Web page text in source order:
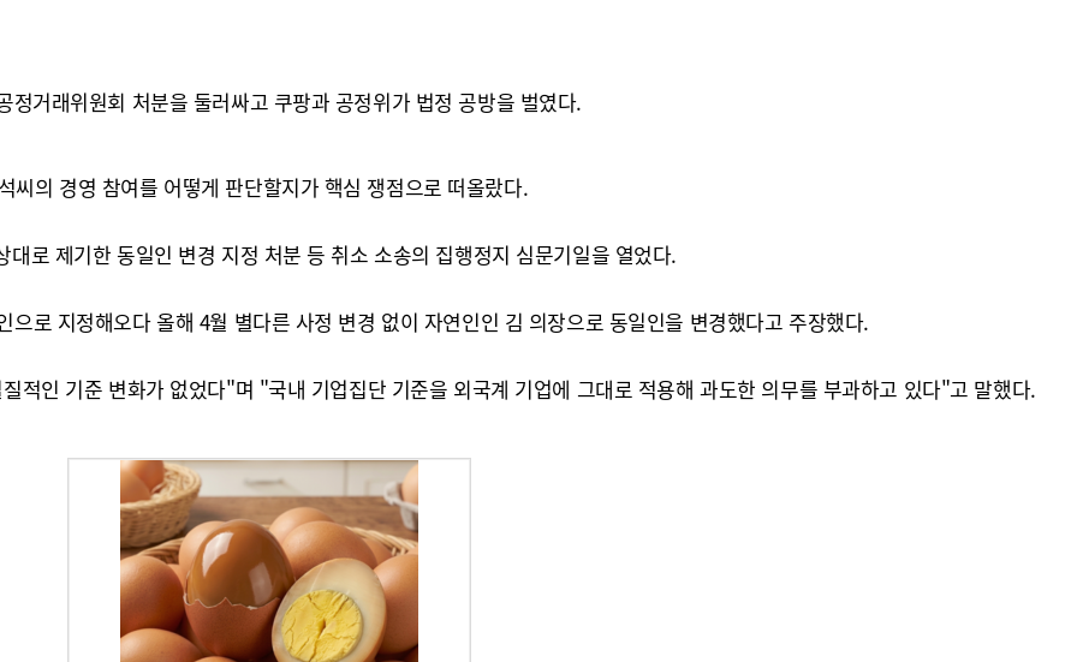
거래위원회 처분을 둘러싸고 쿠팡과 공정위가 법정 공방을 벌였다.
의 경영 참여를 어떻게 판단할지가 핵심 쟁점으로 떠올랐다.
로 제기한 동일인 변경 지정 처분 등 취소 소송의 집행정지 심문기일을 열었다.
로 지정해오다 올해 4월 별다른 사정 변경 없이 자연인인 김 의장으로 동일인을 변경했다고 주장했다.
적인 기준 변화가 없었다"며 "국내 기업집단 기준을 외국계 기업에 그대로 적용해 과도한 의무를 부과하고 있다"고 말했다.